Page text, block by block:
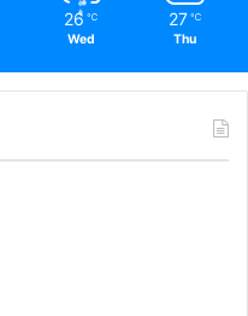
26 ℃
Wed
27 ℃
Thu